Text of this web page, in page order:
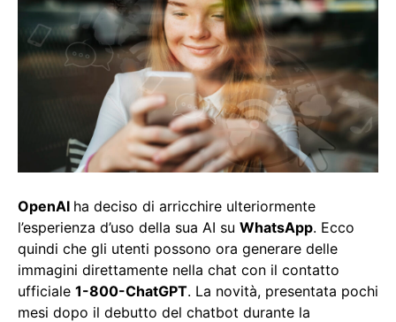
OpenAI ha deciso di arricchire ulteriormente
l’esperienza d’uso della sua AI su WhatsApp. Ecco
quindi che gli utenti possono ora generare delle
immagini direttamente nella chat con il contatto
ufficiale 1-800-ChatGPT. La novità, presentata pochi
mesi dopo il debutto del chatbot durante la